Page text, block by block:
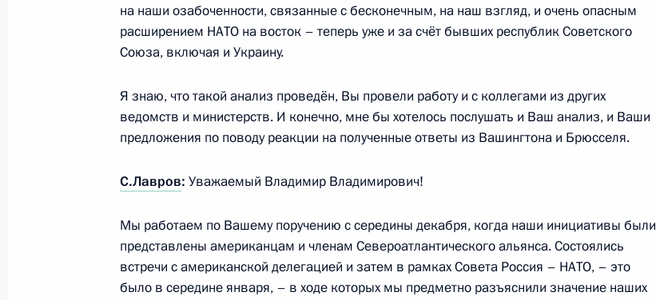
15 февраля 2022 года, вторник
Пресс-конференция по итогам российско-германских
переговоров
15 февраля 2022 года, 17:50 Москва, Кремль
Шольцем
15 февраля 2022 года, 17:00 Москва, Кремль
на наши озабоченности, связанные с бесконечным, на наш взгляд, и очень опасным
расширением НАТО на восток – теперь уже и за счёт бывших республик Советского
Союза, включая и Украину.
Я знаю, что такой анализ проведён, Вы провели работу и с коллегами из других
ведомств и министерств. И конечно, мне бы хотелось послушать и Ваш анализ, и Ваши
предложения по поводу реакции на полученные ответы из Вашингтона и Брюсселя.
С.Лавров: Уважаемый Владимир Владимирович!
Мы работаем по Вашему поручению с середины декабря, когда наши инициативы были
представлены американцам и членам Североатлантического альянса. Состоялись
встречи с американской делегацией и затем в рамках Совета Россия – НАТО, – это
было в середине января, – в ходе которых мы предметно разъяснили значение наших